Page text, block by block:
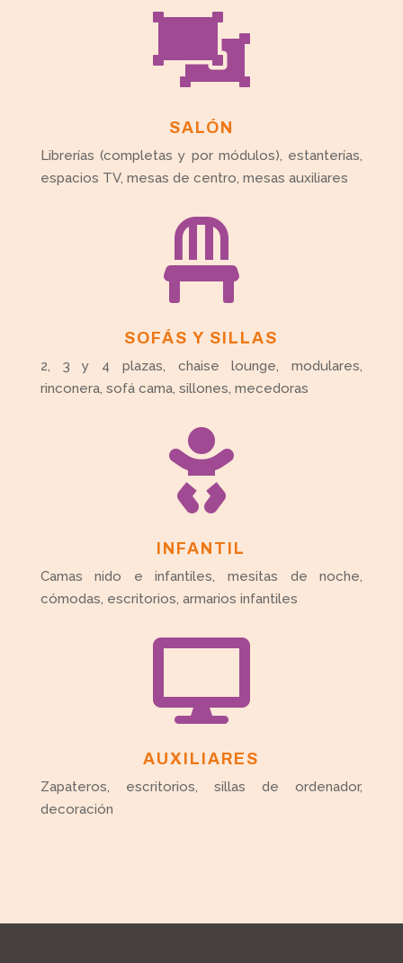

SALÓN
Librerías (completas y por módulos), estanterías,
espacios TV, mesas de centro, mesas auxiliares

SOFÁS Y SILLAS
2, 3 y 4 plazas, chaise lounge, modulares,
rinconera, sofá cama, sillones, mecedoras

INFANTIL
Camas nido e infantiles, mesitas de noche,
cómodas, escritorios, armarios infantiles

AUXILIARES
Zapateros, escritorios, sillas de ordenador,
decoración